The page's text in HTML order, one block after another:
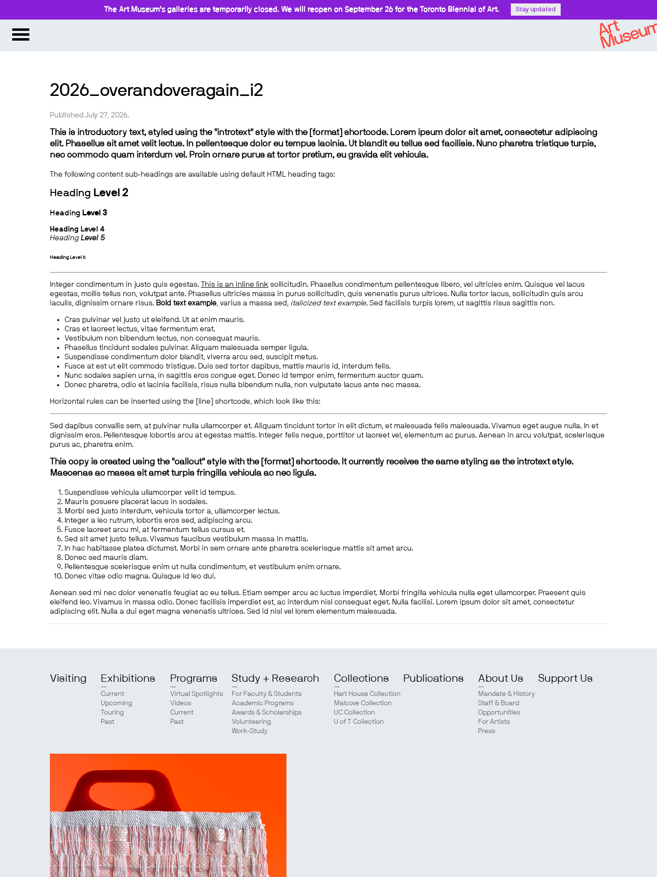
The Art Museum’s galleries are temporarily closed. We will reopen on September 26 for the Toronto Biennial of Art. Stay updated
2026_overandoveragain_i2
Published July 27, 2026.
This is introductory text, styled using the "introtext" style with the [format] shortcode. Lorem ipsum dolor sit amet, consectetur adipiscing
elit. Phasellus sit amet velit lectus. In pellentesque dolor eu tempus lacinia. Ut blandit eu tellus sed facilisis. Nunc pharetra tristique turpis,
nec commodo quam interdum vel. Proin ornare purus at tortor pretium, eu gravida elit vehicula.
The following content sub-headings are available using default HTML heading tags:
Heading Level 2
Heading Level 3
Heading Level 4
Heading Level 5
Heading Level 6
Integer condimentum in justo quis egestas. This is an inline link sollicitudin. Phasellus condimentum pellentesque libero, vel ultricies enim. Quisque vel lacus
egestas, mollis tellus non, volutpat ante. Phasellus ultricies massa in purus sollicitudin, quis venenatis purus ultrices. Nulla tortor lacus, sollicitudin quis arcu
iaculis, dignissim ornare risus. Bold text example, varius a massa sed, italicized text example. Sed facilisis turpis lorem, ut sagittis risus sagittis non.
Cras pulvinar vel justo ut eleifend. Ut at enim mauris.
Cras et laoreet lectus, vitae fermentum erat.
Vestibulum non bibendum lectus, non consequat mauris.
Phasellus tincidunt sodales pulvinar. Aliquam malesuada semper ligula.
Suspendisse condimentum dolor blandit, viverra arcu sed, suscipit metus.
Fusce at est ut elit commodo tristique. Duis sed tortor dapibus, mattis mauris id, interdum felis.
Nunc sodales sapien urna, in sagittis eros congue eget. Donec id tempor enim, fermentum auctor quam.
Donec pharetra, odio et lacinia facilisis, risus nulla bibendum nulla, non vulputate lacus ante nec massa.
Horizontal rules can be inserted using the [line] shortcode, which look like this:
Sed dapibus convallis sem, at pulvinar nulla ullamcorper et. Aliquam tincidunt tortor in elit dictum, et malesuada felis malesuada. Vivamus eget augue nulla. In et
dignissim eros. Pellentesque lobortis arcu at egestas mattis. Integer felis neque, porttitor ut laoreet vel, elementum ac purus. Aenean in arcu volutpat, scelerisque
purus ac, pharetra enim.
This copy is created using the "callout" style with the [format] shortcode. It currently receives the same styling as the introtext style.
Maecenas ac massa sit amet turpis fringilla vehicula ac nec ligula.
Suspendisse vehicula ullamcorper velit id tempus.
Mauris posuere placerat lacus in sodales.
Morbi sed justo interdum, vehicula tortor a, ullamcorper lectus.
Integer a leo rutrum, lobortis eros sed, adipiscing arcu.
Fusce laoreet arcu mi, at fermentum tellus cursus et.
Sed sit amet justo tellus. Vivamus faucibus vestibulum massa in mattis.
In hac habitasse platea dictumst. Morbi in sem ornare ante pharetra scelerisque mattis sit amet arcu.
Donec sed mauris diam.
Pellentesque scelerisque enim ut nulla condimentum, et vestibulum enim ornare.
Donec vitae odio magna. Quisque id leo dui.
Aenean sed mi nec dolor venenatis feugiat ac eu tellus. Etiam semper arcu ac luctus imperdiet. Morbi fringilla vehicula nulla eget ullamcorper. Praesent quis
eleifend leo. Vivamus in massa odio. Donec facilisis imperdiet est, ac interdum nisl consequat eget. Nulla facilisi. Lorem ipsum dolor sit amet, consectetur
adipiscing elit. Nulla a dui eget magna venenatis ultrices. Sed id nisl vel lorem elementum malesuada.
Visiting Exhibitions
Current
Upcoming
Touring
Past
Programs
Virtual Spotlights
Videos
Current
Past
Study + Research
For Faculty & Students
Academic Programs
Awards & Scholarships
Volunteering
Work-Study
Collections
Hart House Collection
Malcove Collection
UC Collection
U of T Collection
Publications About Us
Mandate & History
Staff & Board
Opportunities
For Artists
Press
Support Us